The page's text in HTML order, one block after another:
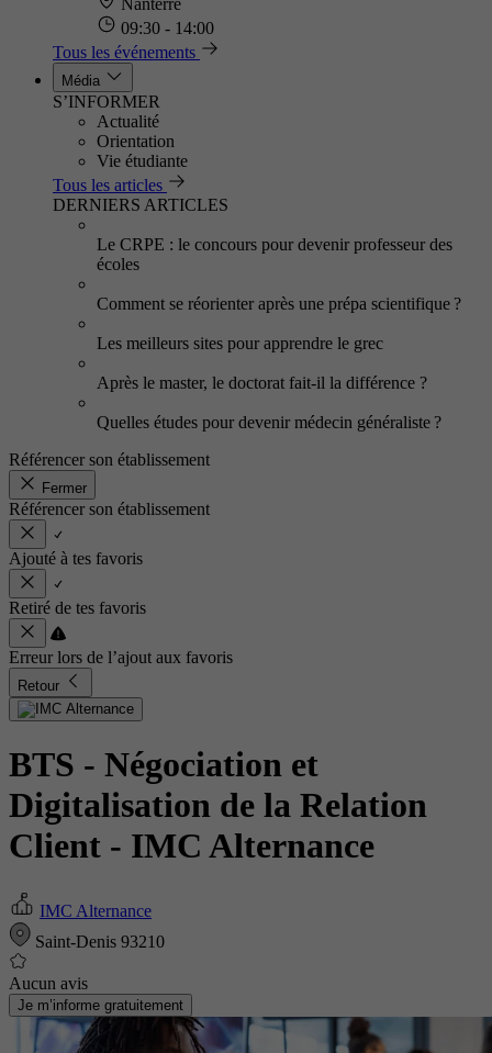
Nanterre
09:30 - 14:00
Tous les événements
Média
S’INFORMER
Actualité
Orientation
Vie étudiante
Tous les articles
DERNIERS ARTICLES
Le CRPE : le concours pour devenir professeur des
écoles
Comment se réorienter après une prépa scientifique ?
Les meilleurs sites pour apprendre le grec
Après le master, le doctorat fait-il la différence ?
Quelles études pour devenir médecin généraliste ?
Référencer son établissement
Fermer
Référencer son établissement
Ajouté à tes favoris
Retiré de tes favoris
Erreur lors de l’ajout aux favoris
Retour
BTS - Négociation et
Digitalisation de la Relation
Client - IMC Alternance
IMC Alternance
Saint-Denis 93210
Aucun avis
Je m’informe gratuitement